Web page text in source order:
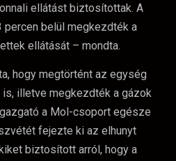
ellátást biztosítottak. A
percen belül megkezdték a
ellátását – mondta.
hogy megtörtént az egység
illetve megkezdték a gázok
a Mol-csoport egésze
fejezte ki az elhunyt
biztosított arról, hogy a